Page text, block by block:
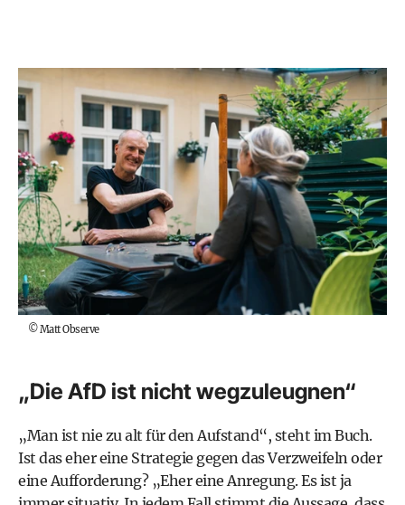
©Matt Observe
„Die AfD ist nicht wegzuleugnen“
„Man ist nie zu alt für den Aufstand“, steht im Buch.
Ist das eher eine Strategie gegen das Verzweifeln oder
eine Aufforderung? „Eher eine Anregung. Es ist ja